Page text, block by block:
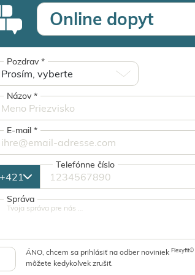
Online dopyt
Pozdrav*
Názov*
E-mail *
Telefónne číslo
Správa
ÁNO, chcem sa prihlásiť na odber noviniek Flexyfit©
môžete kedykoľvek zrušiť.